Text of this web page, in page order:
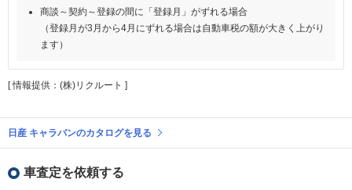
商談～契約～登録の間に「登録月」がずれる場合
（登録月が3月から4月にずれる場合は自動車税の額が大きく上がり
ます）
[ 情報提供：(株)リクルート ]
日産 キャラバンのカタログを見る
車査定を依頼する